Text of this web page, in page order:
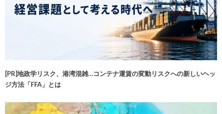
[PR]地政学リスク、港湾混雑…コンテナ運賃の変動リスクへの新しいヘッ
ジ方法「FFA」とは